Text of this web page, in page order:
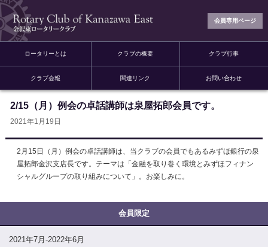
会員専用ページ
ロータリーとは クラブの概要 クラブ行事
クラブ会報 関連リンク お問い合わせ
2/15（月）例会の卓話講師は泉屋拓郎会員です。
2021年1月19日
2月15日（月）例会の卓話講師は、当クラブの会員でもあるみずほ銀行の泉
屋拓郎金沢支店長です。テーマは「金融を取り巻く環境とみずほフィナン
シャルグループの取り組みについて」。お楽しみに。
2021年7月-2022年6月